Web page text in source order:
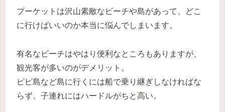
プーケットは沢山素敵なビーチや島があって、どこ
に行けばいいのか本当に悩んでしまいます。
有名なビーチはやはり便利なところもありますが、
観光客が多いのがデメリット。
ピピ島など島に行くには船で乗り継ぎしなければな
らず、子連れにはハードルがちと高い。